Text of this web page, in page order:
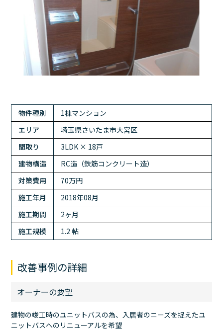
物件種別
1棟マンション
エリア
埼玉県さいたま市大宮区
間取り
3LDK × 18戸
建物構造
RC造（鉄筋コンクリート造）
対策費用
70万円
施工年月
2018年08月
施工期間
2ヶ月
施工規模
1.2 帖
改善事例の詳細
オーナーの要望
建物の竣工時のユニットバスの為、入居者のニーズを捉えたユ
ニットバスへのリニューアルを希望